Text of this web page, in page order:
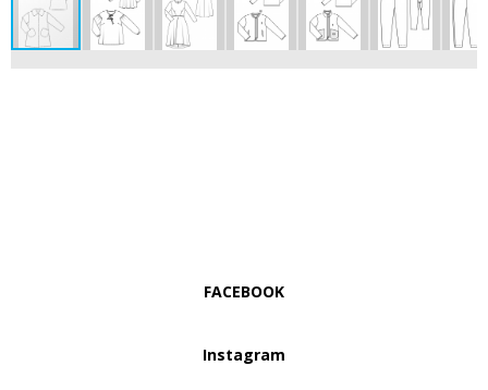
FACEBOOK
Instagram